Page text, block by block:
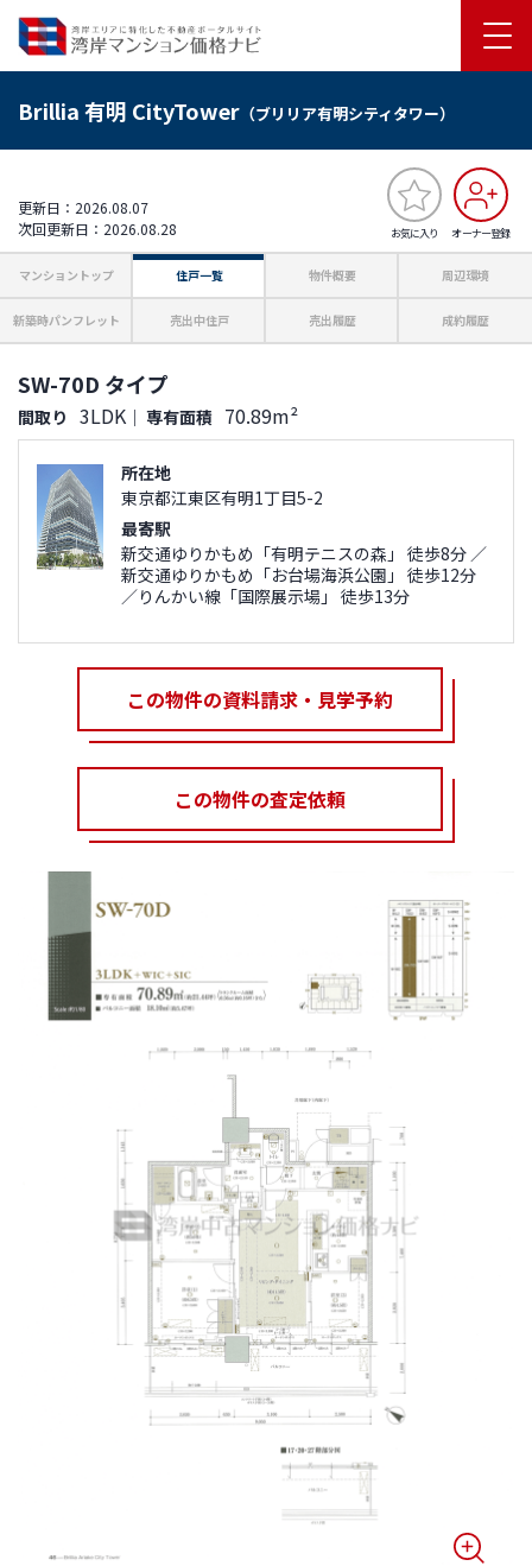
Brillia 有明 CityTower （ブリリア有明シティタワー）
お気に入り オーナー登録
更新日：2026.08.07
次回更新日：2026.08.28
マンショントップ 住戸一覧 物件概要 周辺環境
新築時パンフレット 売出中住戸 売出履歴 成約履歴
SW-70D タイプ
間取り 3LDK ｜ 専有面積 70.89m²
所在地
東京都江東区有明1丁目5-2
最寄駅
新交通ゆりかもめ「有明テニスの森」 徒歩8分 ／
新交通ゆりかもめ「お台場海浜公園」 徒歩12分
／りんかい線「国際展示場」 徒歩13分
この物件の資料請求・見学予約
この物件の査定依頼